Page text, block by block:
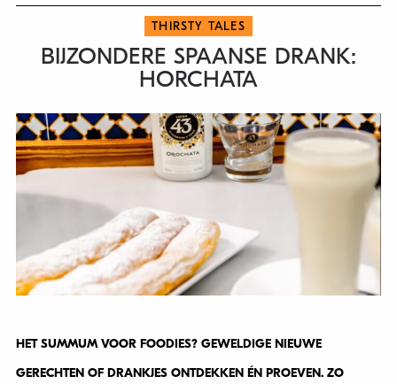
THIRSTY TALES
BIJZONDERE SPAANSE DRANK:
HORCHATA
HET SUMMUM VOOR FOODIES? GEWELDIGE NIEUWE
GERECHTEN OF DRANKJES ONTDEKKEN ÉN PROEVEN. ZO